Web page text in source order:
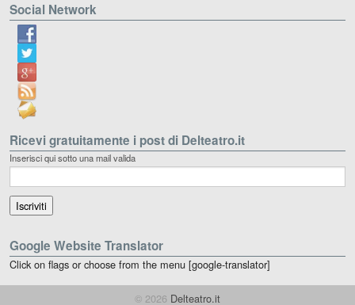
Social Network
Ricevi gratuitamente i post di Delteatro.it
Inserisci qui sotto una mail valida
Google Website Translator
Click on flags or choose from the menu [google-translator]
© 2026 Delteatro.it